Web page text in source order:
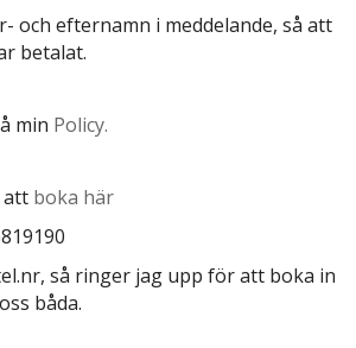
och efternamn i meddelande, så att
betalat.
min Policy.
att boka här
så ringer jag upp för att boka in
båda.